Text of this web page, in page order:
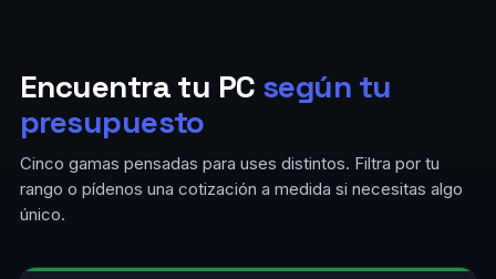
Encuentra tu PC según tu
presupuesto
Cinco gamas pensadas para uses distintos. Filtra por tu
rango o pídenos una cotización a medida si necesitas algo
único.